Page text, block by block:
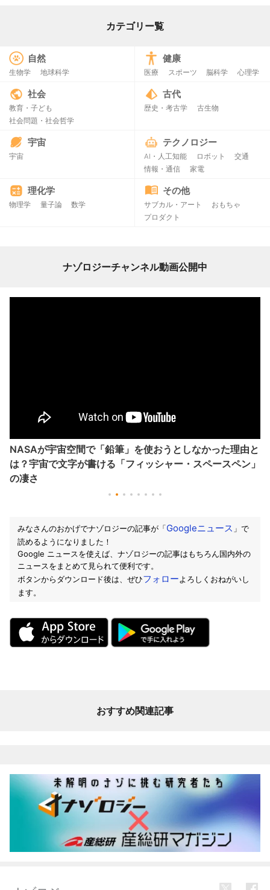
カテゴリー覧
自然
生物学 地球科学
健康
医療 スポーツ 脳科学 心理学
社会
教育・子ども
社会問題・社会哲学
古代
歴史・考古学 古生物
宇宙
宇宙
テクノロジー
AI・人工知能 ロボット
交通
情報・通信
家電
理化学
物理学 量子論 数学
その他
サブカル・アート
おもちゃ
プロダクト
ナゾロジーチャンネル動画公開中
NASAが宇宙空間で「鉛筆」を使おうとしなかった理由と
は？宇宙で文字が書ける「フィッシャー・スペースペン」
の凄さ
みなさんのおかげでナゾロジーの記事が「Googleニュース 」で
読めるようになりました！
Google ニュースを使えば、ナゾロジーの記事はもちろん国内外の
ニュースをまとめて見られて便利です。
ボタンからダウンロード後は、ぜひフォローよろしくおねがいし
ます。
おすすめ関連記事